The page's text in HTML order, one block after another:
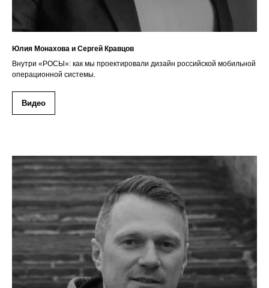
Юлия Монахова и Сергей Кравцов
Внутри «РОСЫ»: как мы проектировали дизайн российской мобильной
операционной системы.
Видео